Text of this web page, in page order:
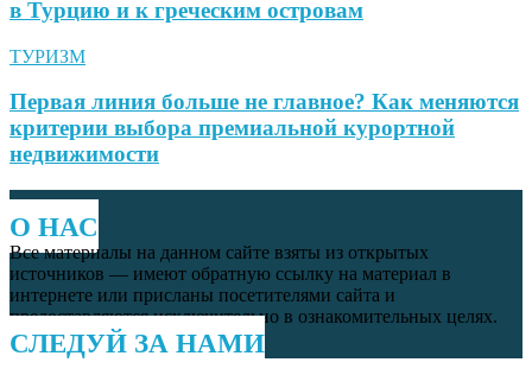
в Турцию и к греческим островам
ТУРИЗМ
Первая линия больше не главное? Как меняются
критерии выбора премиальной курортной
недвижимости
О НАС
Все материалы на данном сайте взяты из открытых
источников — имеют обратную ссылку на материал в
интернете или присланы посетителями сайта и
предоставляются исключительно в ознакомительных целях.
СЛЕДУЙ ЗА НАМИ